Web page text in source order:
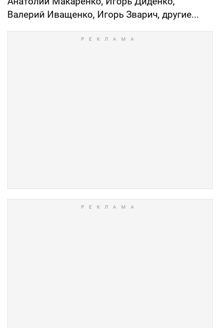
Валерий Иващенко, Игорь Зварич, другие...